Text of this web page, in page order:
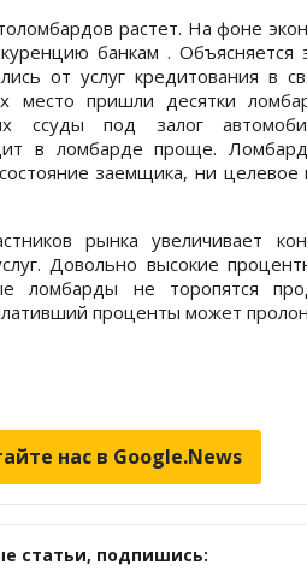
растет. На фоне
банкам . Объясняется
от услуг кредитования в
место пришли десятки
ссуды под залог
в ломбарде проще.
заемщика, ни целевое
рынка увеличивает
Довольно высокие
ломбарды не торопятся
проценты может
нас в Google.News
статьи, подпишись: